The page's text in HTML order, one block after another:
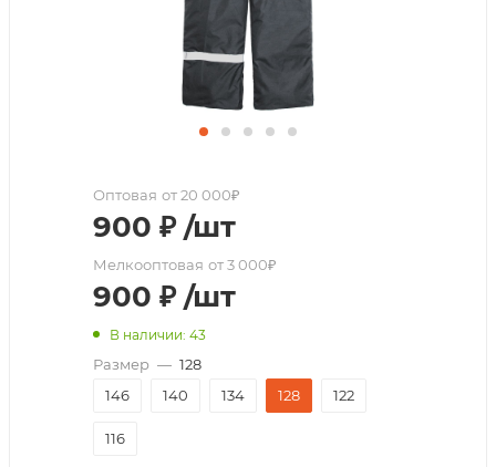
Оптовая от 20 000₽
900 ₽ /шт
Мелкооптовая от 3 000₽
900 ₽ /шт
В наличии: 43
Размер — 128
146
140 134 128 122
116